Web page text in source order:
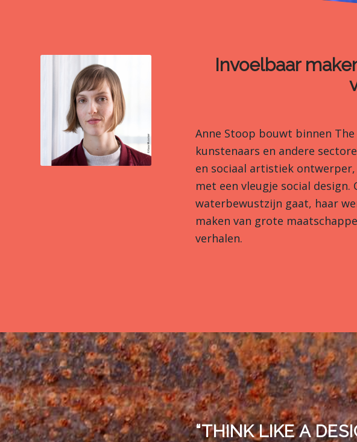
Invoelbaar
Anne Stoop bouwt binnen
kunstenaars en andere
en sociaal artistiek
met een vleugje social
waterbewustzijn gaat, haar
maken van grote
verhalen.
“THINK LIKE A